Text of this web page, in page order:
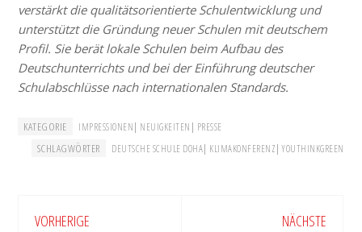
verstärkt die qualitätsorientierte Schulentwicklung und
unterstützt die Gründung neuer Schulen mit deutschem
Profil. Sie berät lokale Schulen beim Aufbau des
Deutschunterrichts und bei der Einführung deutscher
Schulabschlüsse nach internationalen Standards.
KATEGORIE IMPRESSIONEN| NEUIGKEITEN | PRESSE
SCHLAGWÖRTER DEUTSCHE SCHULE DOHA| KLIMAKONFERENZ|YOUTHINKGREEN
VORHERIGE NÄCHSTE